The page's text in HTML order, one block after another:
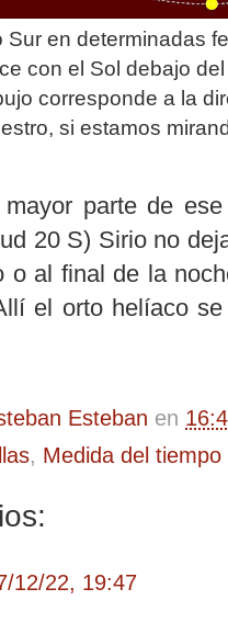
Sur en determinadas
con el Sol debajo
corresponde a la
si estamos
parte de
20 S) Sirio no
o al final de la
el orto helíaco
Esteban en
, Medida del tiempo
12/22, 19:47